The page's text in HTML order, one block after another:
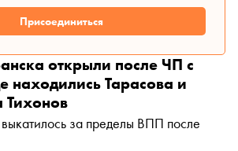
Присоединиться
открыли после ЧП с
находились Тарасова и
Тихонов
за пределы ВПП после